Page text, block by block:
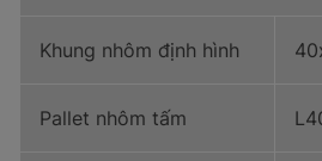
Khung nhôm định hình
Pallet nhôm tấm